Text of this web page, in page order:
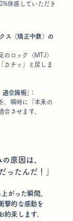
体感していただき
ス（矯正中敷）の
ロック（MTJ）
カチッ」と戻しま
合施術｣：
、瞬時に「本来の
合させます。
原因は、
ったんだ！」
がった瞬間、
撃的な感動を
約束します。